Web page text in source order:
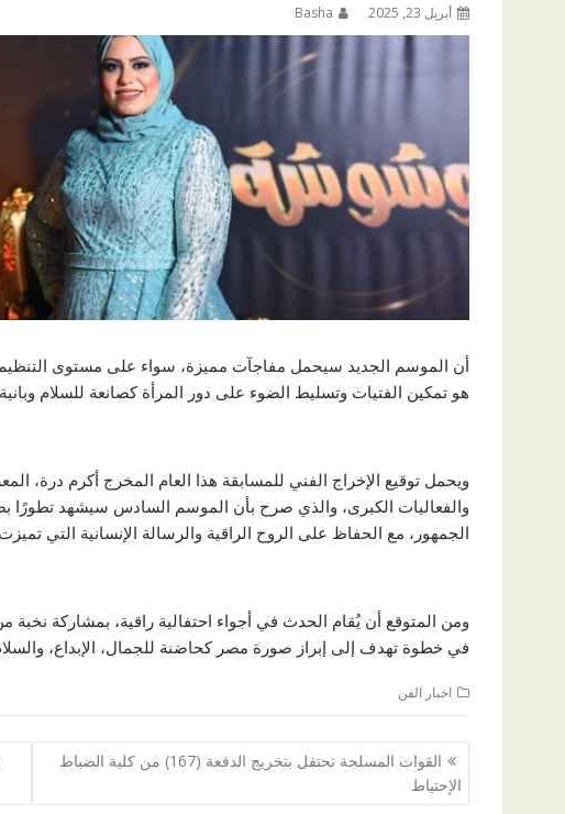
أبريل 23, 2025 Basha
أن الموسم الجديد سيحمل مفاجآت مميزة، سواء على مستوى
هو تمكين الفتيات وتسليط الضوء على دور المرأة كصانعة للسلام
ويحمل توقيع الإخراج الفني للمسابقة هذا العام المخرج أكرم درة،
والفعاليات الكبرى، والذي صرح بأن الموسم السادس سيشهد تطورًا
الجمهور، مع الحفاظ على الروح الراقية والرسالة الإنسانية التي
ومن المتوقع أن يُقام الحدث في أجواء احتفالية راقية، بمشاركة
في خطوة تهدف إلى إبراز صورة مصر كحاضنة للجمال، الإبداع،
اخبار الفن
تصفّح
المقالات
القوات المسلحة تحتفل بتخريج الدفعة (167) من كلية الضباط
الإحتياط